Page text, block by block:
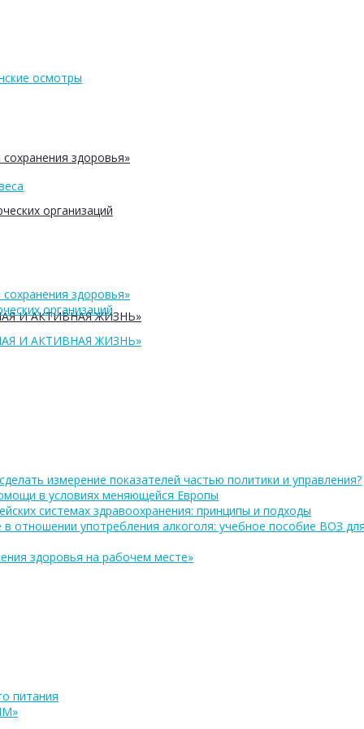
здоровья»
организаций
И АКТИВНАЯ ЖИЗНЬ»
осмотры
здоровья»
организаций
И АКТИВНАЯ ЖИЗНЬ»
измерение показателей частью политики и управления?
в условиях меняющейся Европы
системах здравоохранения: принципы и подходы
отношении употребления алкоголя: учебное пособие ВОЗ
здоровья на рабочем месте»
питания